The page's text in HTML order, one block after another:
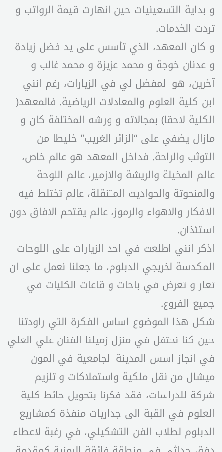
و بداية التسعينيات حين انهارت قيمة الرواتب و
تردت الخدمات.
و كان المعهد، الذي تأسس على يد فضل زيادة
و عدنان خوجة و محمد عزيزة و محمد غالب و
آخرين، هو المفضل لي في الزيارات، رغم انني
ابن كلية العلوم والمعادلات الرياضية. فالمعهد(
الكلية لاحقا) بمجالاته و ورشه المختلفة كان و
مازال يضفي على “الزائر الغريب” خليطا من
التوثب والراحة. فداخل المعهد هو عالم خاص،
عالم المخيلة والريشة والازمير، عالم اللوحة
والمنحوتة والحواديت المتنقلة، عالم تختلط فيه
الافكار والاهواء والرموز، عالم يقتحم الافاق دون
استئذان.
اذكر انني اطلعت في احد الزيارات على اللوحات
المكدسة لخريجي الدبلوم، ما جعلنا نعمل على ان
تعار و تعرض في باحات و قاعات الكليات في
جميع الفروع.
شكل هذا الموضوع اساس الفكرة التي راودتنا
حين كنا نحتفل في منزل زميلنا الفنان علي العلي
في انجاز اسس المدينة الجامعية في المون
ميشال من نقل ملكية واستملاكات و تلزيم
شركة للدراسات، فقد فكرنا بتحويل حائط كلية
العلوم في القبة الى جداريات منفذة كمشاريع
الدبلوم لطلاب الفن التشكيلي، في رغبة لاعطاء